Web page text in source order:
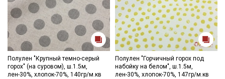
Полулен "Крупный темно-серый
горох" (на суровом), ш.1.5м,
лен-30%, хлопок-70%, 140гр/м.кв
Полулен "Горчичный горох под
набойку на белом", ш.1.5м,
лен-30%, хлопок-70%, 147гр/м.кв
Мы публикуем здесь дополнительные
промокоды и скидки до 30% на узкие
категории тканей
Электронная почта